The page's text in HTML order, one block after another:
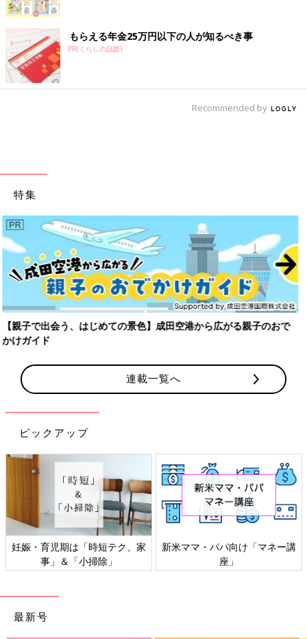
もらえる年金25万円以下の人が知るべき事
PR(くらしの話題)
Recommended by
特集
妊娠・出産にまつわる体の変化は多岐にわたります。そんなマイナ
ートラブル対策として、絶対教えたい！保存版アイテムを紹介しま
す。
連載一覧へ
ピックアップ
感染症対策、いますぐできるこ
と
「もしものときの」赤ちゃん・
家族の防災
最新号